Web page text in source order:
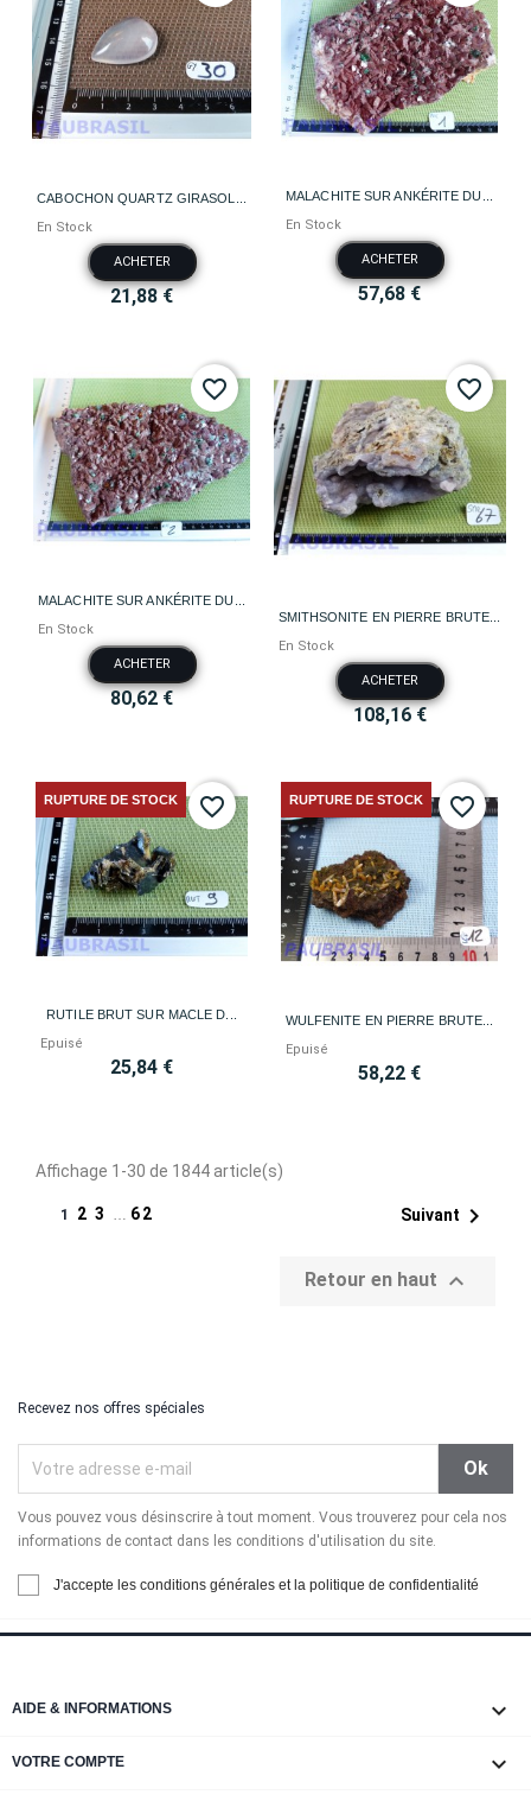
CABOCHON QUARTZ GIRASOL...
En Stock
ACHETER
21,88 €
MALACHITE SUR ANKÉRITE DU...
En Stock
ACHETER
57,68 €
MALACHITE SUR ANKÉRITE DU...
En Stock
ACHETER
80,62 €
favorite_border
SMITHSONITE EN PIERRE BRUTE...
En Stock
ACHETER
108,16 €
favorite_border
RUTILE BRUT SUR MACLE D...
Epuisé
25,84 €
RUPTURE DE STOCK favorite_border
WULFENITE EN PIERRE BRUTE...
Epuisé
58,22 €
RUPTURE DE STOCK favorite_border
Affichage 1-30 de 1844 article(s)
1 2 3 … 62 Suivant 
Retour en haut 
Recevez nos offres spéciales
Vous pouvez vous désinscrire à tout moment. Vous trouverez pour cela nos
informations de contact dans les conditions d'utilisation du site.
J'accepte les conditions générales et la politique de confidentialité
AIDE & INFORMATIONS 
VOTRE COMPTE 